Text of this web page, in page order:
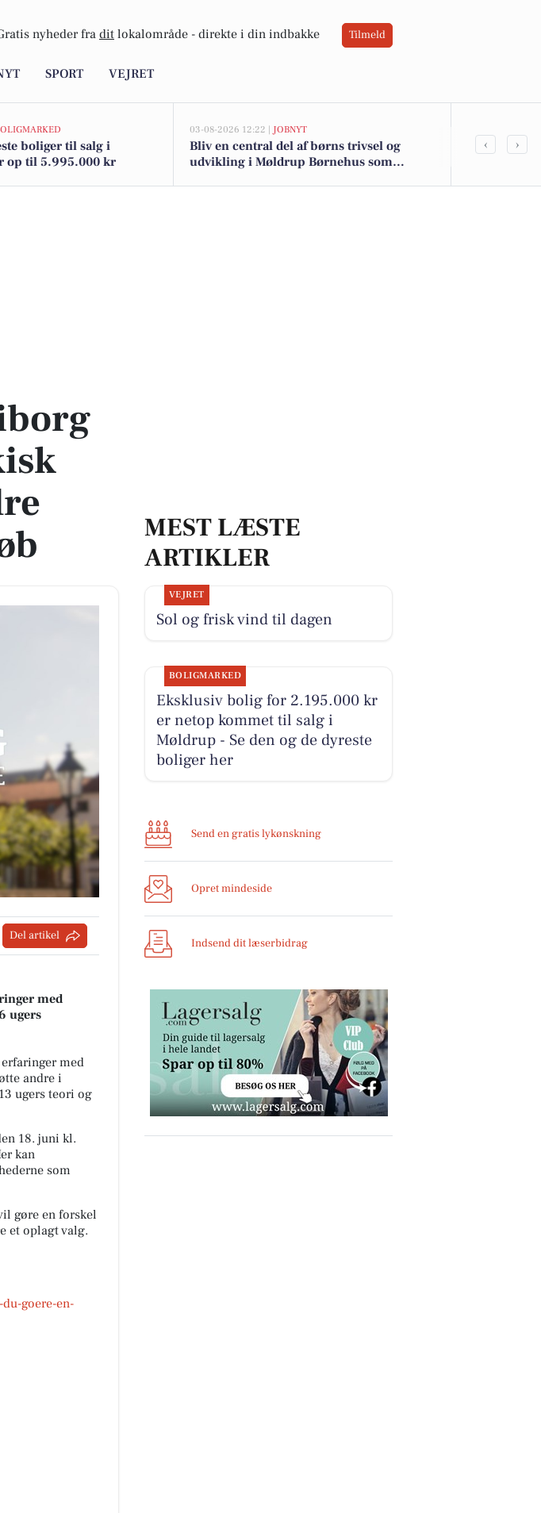
nyheder fra dit lokalområde - direkte i din indbakke Tilmeld
SPORT VEJRET
boliger til salg i
op til 5.995.000 kr
03-08-2026 12:22 | JOBNYT
Bliv en central del af børns trivsel og
udvikling i Møldrup Børnehus som
Økologiske
‹ ›
26 ugers forløb
Del artikel
med
ugers
med
andre i
ugers teori og
18. juni kl.
kan
som
gøre en forskel
et oplagt valg.
goere-en-
MEST LÆSTE
ARTIKLER
VEJRET
Sol og frisk vind til dagen
BOLIGMARKED
Eksklusiv bolig for 2.195.000 kr
er netop kommet til salg i
Møldrup - Se den og de dyreste
boliger her
Send en gratis lykønskning
Opret mindeside
Indsend dit læserbidrag